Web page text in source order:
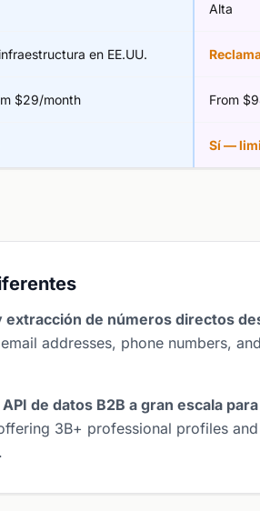
Alta
en EE.UU.
$29/month From
Sí —
extracción de números directos
addresses, phone numbers,
API de datos B2B a gran escala
3B+ professional profiles